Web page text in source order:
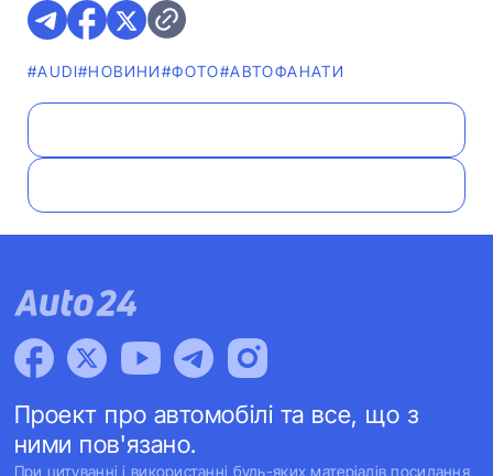
#AUDI#НОВИНИ#ФОТО#АВТОФАНАТИ
Проект про автомобілі та все, що з
ними пов'язано.
При цитуванні і використанні будь-яких матеріалів посилання